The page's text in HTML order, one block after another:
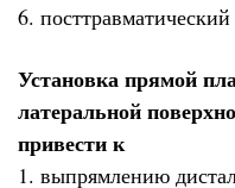
6.
Установка пря­мой
латеральной
привести к
1. выпрямлению